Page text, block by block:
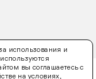
использования и
вы соглашаетесь с
на условиях,